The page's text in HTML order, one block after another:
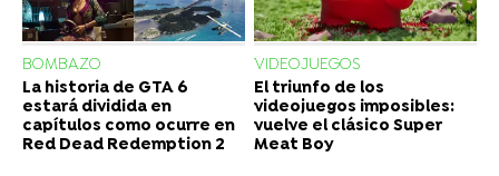
BOMBAZO
La historia de GTA 6
estará dividida en
capítulos como ocurre en
Red Dead Redemption 2
VIDEOJUEGOS
El triunfo de los
videojuegos imposibles:
vuelve el clásico Super
Meat Boy